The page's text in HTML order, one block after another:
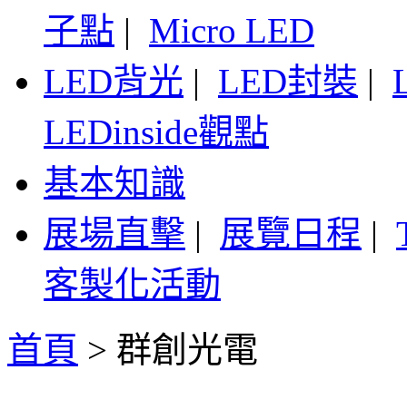
子點 | Micro LED
LED背光 | LED封裝 |
LEDinside觀點
基本知識
展場直擊 | 展覽日程 |
客製化活動
首頁 > 群創光電